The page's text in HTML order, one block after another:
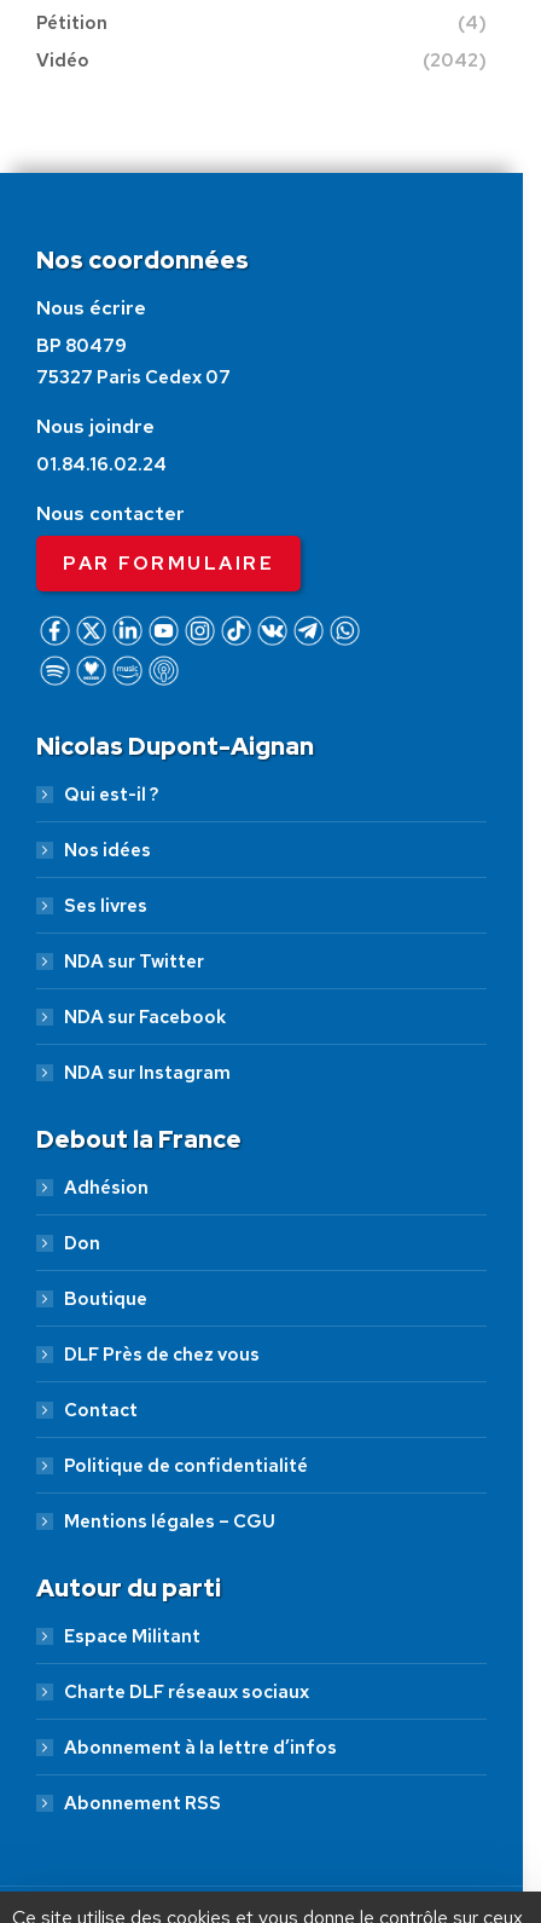
Pétition
(4)
Vidéo
(2042)
Nos coordonnées
Nous écrire
BP 80479
75327 Paris Cedex 07
Nous joindre
01.84.16.02.24
Nous contacter
PAR FORMULAIRE
Nicolas Dupont-Aignan
Qui est-il ?
Nos idées
Ses livres
NDA sur Twitter
NDA sur Facebook
NDA sur Instagram
Debout la France
Adhésion
Don
Boutique
DLF Près de chez vous
Contact
Politique de confidentialité
Mentions légales – CGU
Autour du parti
Espace Militant
Charte DLF réseaux sociaux
Abonnement à la lettre d’infos
Abonnement RSS
JE FAIS UN DON À DLF
Ce site utilise des cookies et vous donne le contrôle sur ceux